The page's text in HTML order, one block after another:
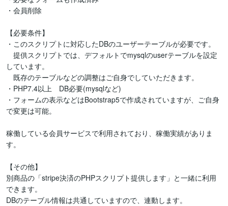
・会員削除
【必要条件】
・このスクリプトに対応したDBのユーザーテーブルが必要です。
提供スクリプトでは、デフォルトでmysqlのuserテーブルを設定
しています。
既存のテーブルなどの調整はご自身でしていただきます。
・PHP7.4以上　DB必要(mysqlなど)
・フォームの表示などはBootstrap5で作成されていますが、ご自身
で変更は可能。
稼働している会員サービスで利用されており、稼働実績がありま
す。
【その他】
別商品の「stripe決済のPHPスクリプト提供します」と一緒に利用
できます。
DBのテーブル情報は共通していますので、連動します。